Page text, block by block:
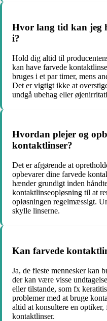
Hvor lang tid kan jeg
i?
Hold dig altid til
kan have farvede
bruges i et par timer, mens
Det er vigtigt ikke at
undgå ubehag eller
Hvordan plejer og
kontaktlinser?
Det er afgørende at
opbevarer dine farvede
hænder grundigt inden
kontaktlinseopløsning til at
opløsningen regelmæssigt.
skylle linserne.
Kan farvede
Ja, de fleste mennesker kan
der kan være visse
eller tilstande, som fx
problemer med at bruge
altid at konsultere en
kontaktlinser.